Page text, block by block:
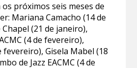
próximos seis meses de
Mariana Camacho (14 de
(21 de janeiro),
(4 de fevereiro),
fevereiro), Gisela Mabel (18
de Jazz EACMC (4 de